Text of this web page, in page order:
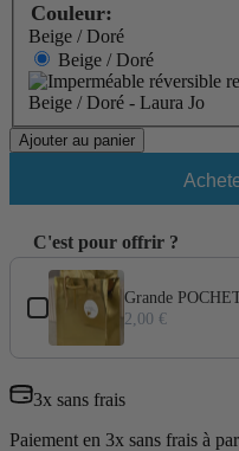
Couleur:
Beige / Doré
Beige / Doré
Ajouter au panier
C'est pour offrir ?
Use the Previous and Next
Grande
2,00 €
3x sans frais
Paiement en 3x sans frais à